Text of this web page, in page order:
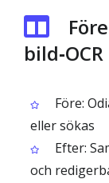
bild‑OCR
Före:
eller sökas
Efter:
och